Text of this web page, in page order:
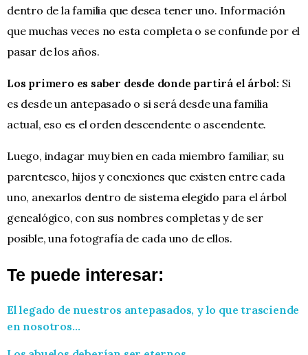
dentro de la familia que desea tener uno. Información
que muchas veces no esta completa o se confunde por el
pasar de los años.
Los primero es saber desde donde partirá el árbol: Si
es desde un antepasado o si será desde una familia
actual, eso es el orden descendente o ascendente.
Luego, indagar muy bien en cada miembro familiar, su
parentesco, hijos y conexiones que existen entre cada
uno, anexarlos dentro de sistema elegido para el árbol
genealógico, con sus nombres completas y de ser
posible, una fotografía de cada uno de ellos.
Te puede interesar:
El legado de nuestros antepasados, y lo que trasciende
en nosotros…